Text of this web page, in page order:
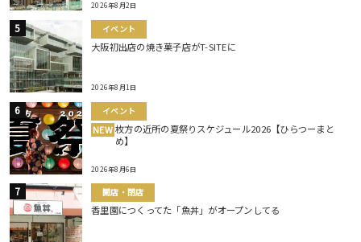
2026年8月2日
イベント
大阪初出店の焼き菓子店がT-SITEに
2026年8月1日
イベント
NEW 枚方の近所の夏祭りスケジュール2026【ひらつーまと
め】
2026年8月6日
開店・閉店
香里園につくってた「魚丼」がオープンしてる